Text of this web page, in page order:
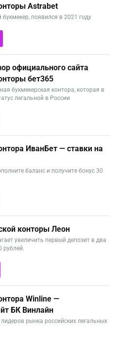
Astrabet
появился в 2021 году
официального сайта
бет365
букмекерская контора, которая в
легальной в России
ИванБет — ставки на
баланс и получите бонус 30
конторы Леон
увеличить первый депозит в два
рублей.
Winline —
БК Винлайн
рынка российских легальных